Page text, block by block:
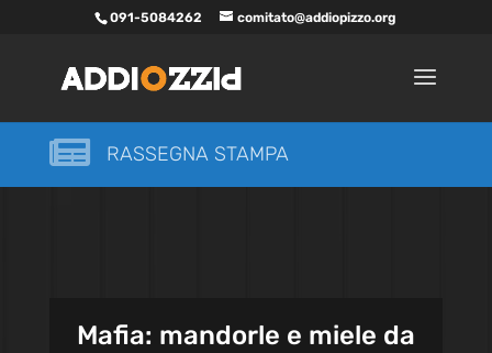
091-5084262 comitato@addiopizzo.org
 RASSEGNA STAMPA
Mafia: mandorle e miele da